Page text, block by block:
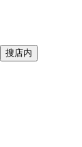
搜店内